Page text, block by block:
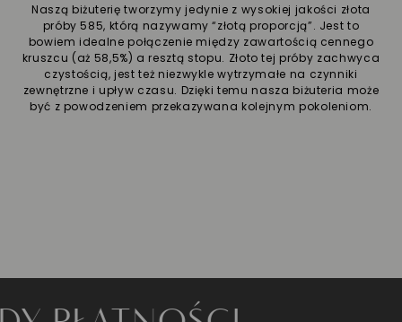
Naszą biżuterię tworzymy jedynie z wysokiej jakości złota
próby 585, którą nazywamy “złotą proporcją”. Jest to
bowiem idealne połączenie między zawartością cennego
kruszcu (aż 58,5%) a resztą stopu. Złoto tej próby zachwyca
czystością, jest też niezwykle wytrzymałe na czynniki
zewnętrzne i upływ czasu. Dzięki temu nasza biżuteria może
być z powodzeniem przekazywana kolejnym pokoleniom.